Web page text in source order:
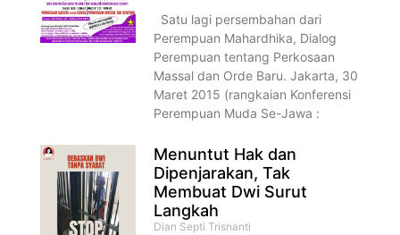
Satu lagi persembahan dari
Perempuan Mahardhika, Dialog
Perempuan tentang Perkosaan
Massal dan Orde Baru. Jakarta, 30
Maret 2015 (rangkaian Konferensi
Perempuan Muda Se-Jawa :
Menuntut Hak dan
Dipenjarakan, Tak
Membuat Dwi Surut
Langkah
Dian Septi Trisnanti